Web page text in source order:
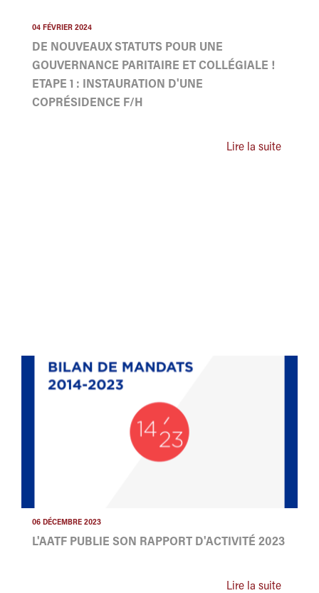
04 FÉVRIER 2024
DE NOUVEAUX STATUTS POUR UNE
GOUVERNANCE PARITAIRE ET COLLÉGIALE !
ETAPE 1 : INSTAURATION D'UNE
COPRÉSIDENCE F/H
Lire la suite
06 DÉCEMBRE 2023
L'AATF PUBLIE SON RAPPORT D'ACTIVITÉ 2023
Lire la suite